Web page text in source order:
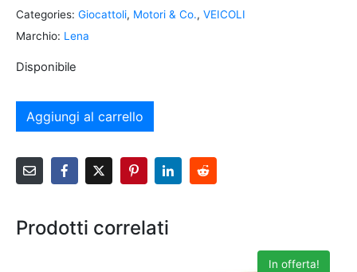
Categories: Giocattoli, Motori & Co., VEICOLI
Marchio: Lena
Disponibile
Aggiungi al carrello
Prodotti correlati
In offerta!